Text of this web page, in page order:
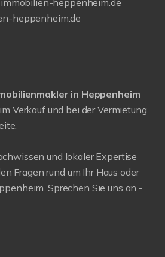
heppenheim.de
heppenheim.de
in Heppenheim
Verkauf und bei der Vermietung
und lokaler Expertise
Fragen rund um Ihr Haus oder
Sprechen Sie uns an -